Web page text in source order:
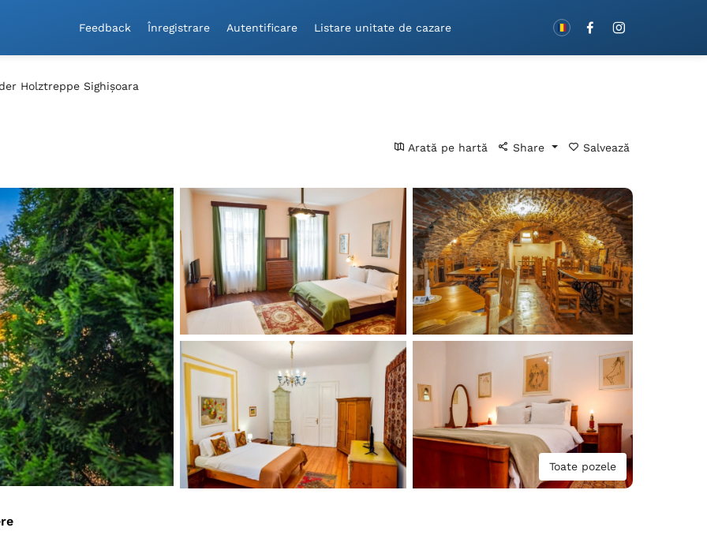
Feedback
Înregistrare Autentificare Listare unitate de cazare
Holztreppe Sighișoara
Arată pe hartă Share Salvează
Toate pozele